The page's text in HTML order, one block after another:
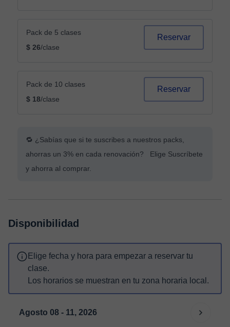
Pack de 5 clases
$ 26/clase
Reservar
Pack de 10 clases
$ 18/clase
Reservar
🔁 ¿Sabías que si te suscribes a nuestros packs,
ahorras un 3% en cada renovación? Elige Suscríbete
y ahorra al comprar.
Disponibilidad
Elige fecha y hora para empezar a reservar tu
clase.
Los horarios se muestran en tu zona horaria local.
Agosto 08 - 11, 2026